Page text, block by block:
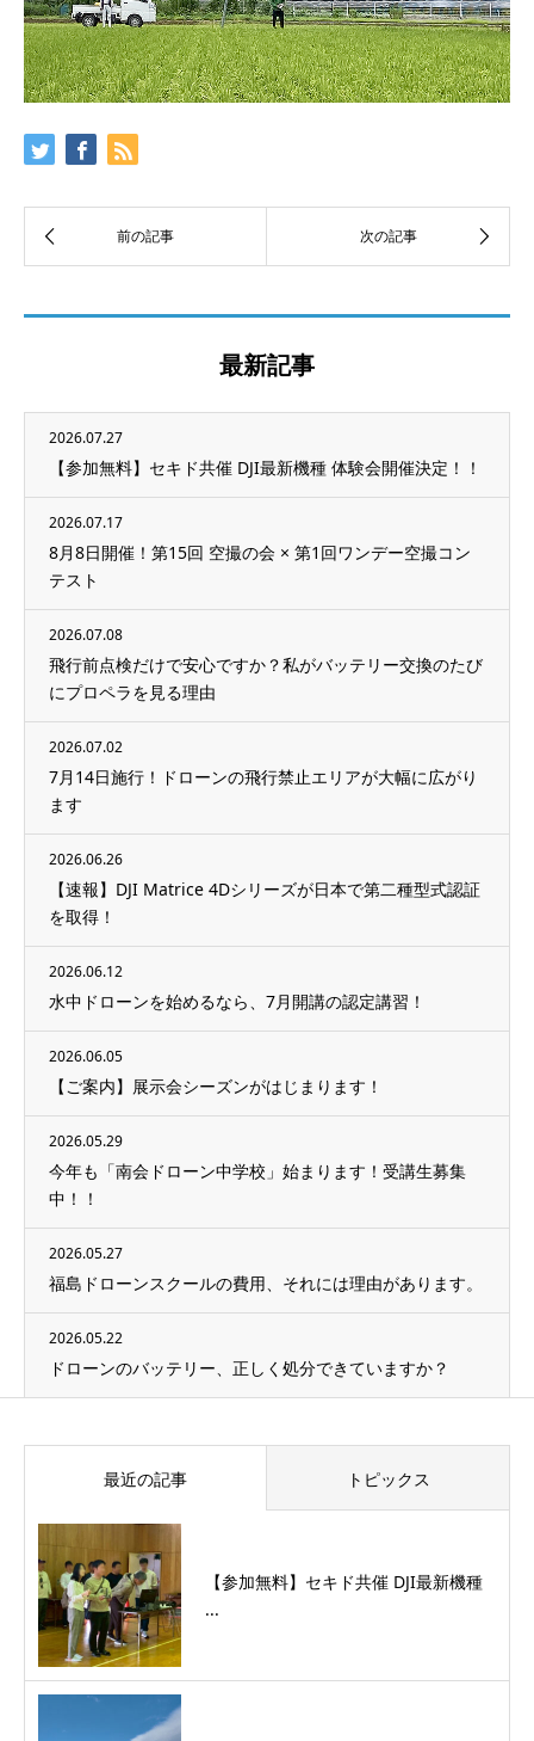
最新記事
2026.07.27
【参加無料】セキド共催 DJI最新機種 体験会開催決定！！
2026.07.17
8月8日開催！第15回 空撮の会 × 第1回ワンデー空撮コン
テスト
2026.07.08
飛行前点検だけで安心ですか？私がバッテリー交換のたび
にプロペラを見る理由
2026.07.02
7月14日施行！ドローンの飛行禁止エリアが大幅に広がり
ます
2026.06.26
【速報】DJI Matrice 4Dシリーズが日本で第二種型式認証
を取得！
2026.06.12
水中ドローンを始めるなら、7月開講の認定講習！
2026.06.05
【ご案内】展示会シーズンがはじまります！
2026.05.29
今年も「南会ドローン中学校」始まります！受講生募集
中！！
2026.05.27
福島ドローンスクールの費用、それには理由があります。
2026.05.22
ドローンのバッテリー、正しく処分できていますか？
最近の記事 トピックス
【参加無料】セキド共催 DJI最新機種
...